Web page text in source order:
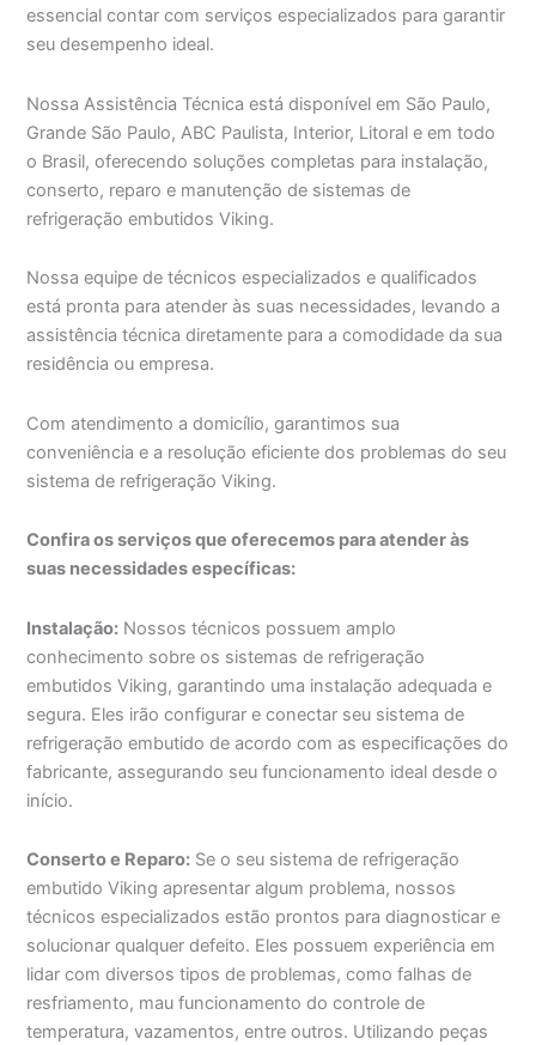
essencial contar com serviços especializados para garantir
seu desempenho ideal.
Nossa Assistência Técnica está disponível em São Paulo,
Grande São Paulo, ABC Paulista, Interior, Litoral e em todo
o Brasil, oferecendo soluções completas para instalação,
conserto, reparo e manutenção de sistemas de
refrigeração embutidos Viking.
Nossa equipe de técnicos especializados e qualificados
está pronta para atender às suas necessidades, levando a
assistência técnica diretamente para a comodidade da sua
residência ou empresa.
Com atendimento a domicílio, garantimos sua
conveniência e a resolução eficiente dos problemas do seu
sistema de refrigeração Viking.
Confira os serviços que oferecemos para atender às
suas necessidades específicas:
Instalação: Nossos técnicos possuem amplo
conhecimento sobre os sistemas de refrigeração
embutidos Viking, garantindo uma instalação adequada e
segura. Eles irão configurar e conectar seu sistema de
refrigeração embutido de acordo com as especificações do
fabricante, assegurando seu funcionamento ideal desde o
início.
Conserto e Reparo: Se o seu sistema de refrigeração
embutido Viking apresentar algum problema, nossos
técnicos especializados estão prontos para diagnosticar e
solucionar qualquer defeito. Eles possuem experiência em
lidar com diversos tipos de problemas, como falhas de
resfriamento, mau funcionamento do controle de
temperatura, vazamentos, entre outros. Utilizando peças